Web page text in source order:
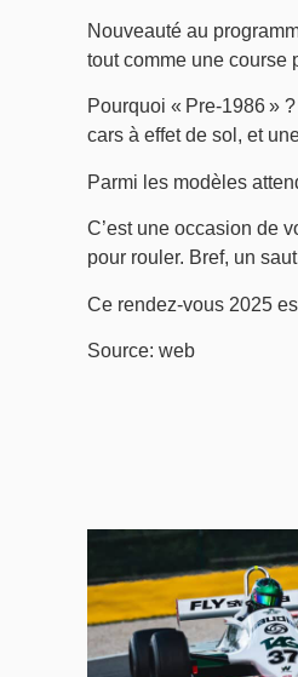
Nouveauté au
tout comme une course
Pourquoi « Pre-1986 »
cars à effet de sol, et
Parmi les modèles
C’est une occasion de
pour rouler. Bref, un
Ce rendez-vous 2025
Source: web